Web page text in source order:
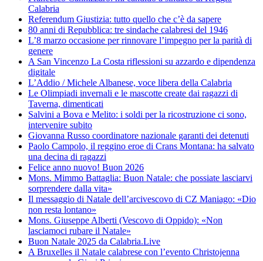
Calabria
Referendum Giustizia: tutto quello che c’è da sapere
80 anni di Repubblica: tre sindache calabresi del 1946
L’8 marzo occasione per rinnovare l’impegno per la parità di
genere
A San Vincenzo La Costa riflessioni su azzardo e dipendenza
digitale
L’Addio / Michele Albanese, voce libera della Calabria
Le Olimpiadi invernali e le mascotte create dai ragazzi di
Taverna, dimenticati
Salvini a Bova e Melito: i soldi per la ricostruzione ci sono,
intervenire subito
Giovanna Russo coordinatore nazionale garanti dei detenuti
Paolo Campolo, il reggino eroe di Crans Montana: ha salvato
una decina di ragazzi
Felice anno nuovo! Buon 2026
Mons. Mimmo Battaglia: Buon Natale: che possiate lasciarvi
sorprendere dalla vita»
Il messaggio di Natale dell’arcivescovo di CZ Maniago: «Dio
non resta lontano»
Mons. Giuseppe Alberti (Vescovo di Oppido): «Non
lasciamoci rubare il Natale»
Buon Natale 2025 da Calabria.Live
A Bruxelles il Natale calabrese con l’evento Christojenna